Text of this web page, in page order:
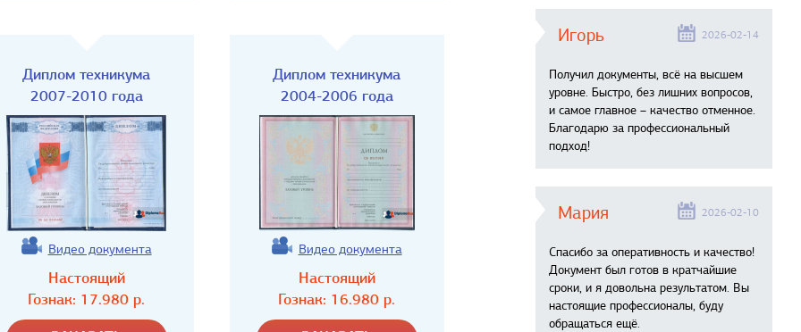
Диплом техникума
2007-2010 года
Видео документа
Настоящий
Гознак: 17.980 р.
Диплом техникума
2004-2006 года
Видео документа
Настоящий
Гознак: 16.980 р.
Игорь 2026-02-14
Получил документы, всё на высшем
уровне. Быстро, без лишних вопросов,
и самое главное – качество отменное.
Благодарю за профессиональный
подход!
Мария 2026-02-10
Спасибо за оперативность и качество!
Документ был готов в кратчайшие
сроки, и я довольна результатом. Вы
настоящие профессионалы, буду
обращаться ещё.